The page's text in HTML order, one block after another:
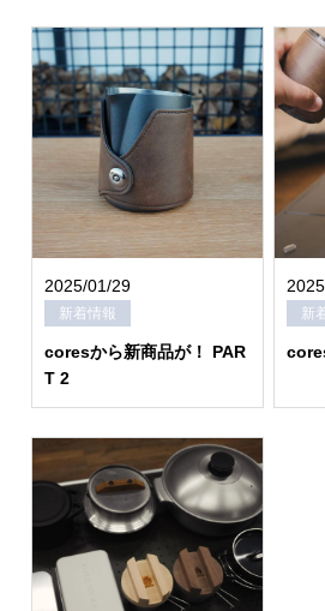
2025/01/29
新着情報
coresから新商品が！ PAR
T 2
新